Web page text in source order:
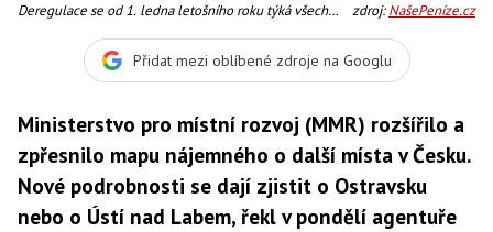
Deregulace se od 1. ledna letošního roku týká všech
Ústí nad Labem) a středočeských měst s více než 10
tisíci obyvateli, Foto:SXC
zdroj:NašePeníze.cz
Přidat mezi oblíbené zdroje na Googlu
Ministerstvo pro místní rozvoj (MMR) rozšířilo a
zpřesnilo mapu nájemného o další místa v Česku.
Nové podrobnosti se dají zjistit o Ostravsku
nebo o Ústí nad Labem, řekl v pondělí agentuře